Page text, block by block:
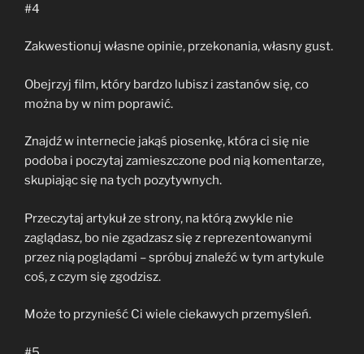
#4
Zakwestionuj własne opinie, przekonania, własny gust.
Obejrzyj film, który bardzo lubisz i zastanów się, co
można by w nim poprawić.
Znajdź w internecie jakąś piosenkę, która ci się nie
podoba i poczytaj zamieszczone pod nią komentarze,
skupiając się na tych pozytywnych.
Przeczytaj artykuł ze strony, na którą zwykle nie
zaglądasz, bo nie zgadzasz się z reprezentowanymi
przez nią poglądami – spróbuj znaleźć w tym artykule
coś, z czym się zgodzisz.
Może to przynieść Ci wiele ciekawych przemyśleń.